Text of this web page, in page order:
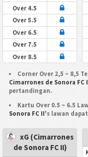
Over 4.5
Over 5.5
Over 6.5
Over 7.5
Over 8.5
Corner Over 2,5 ~ 8,5
Cimarrones de Sonora FC
pertandingan.
Kartu Over 0.5 ~ 6.5
Sonora FC II's lawan
xG (Cimarrones
de Sonora FC II)